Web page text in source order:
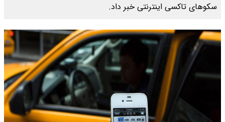
سکوهای تاکسی اینترنتی خبر داد.